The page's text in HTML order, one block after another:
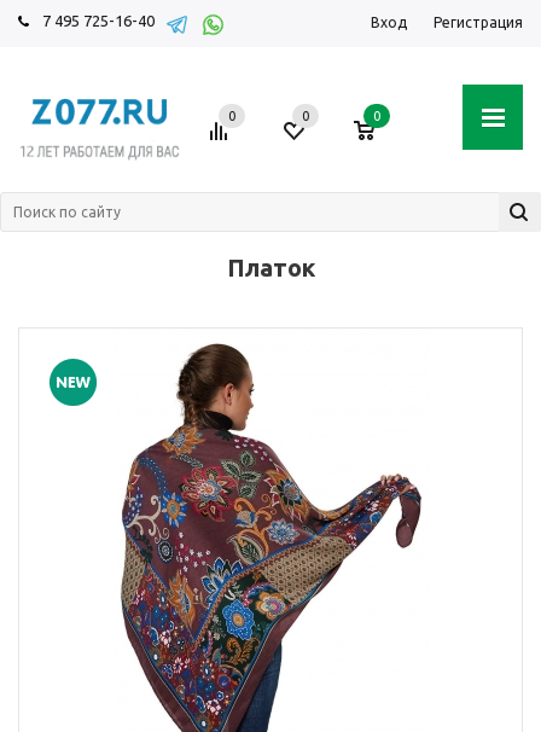
7 495 725-16-40 Вход Регистрация
0 0 0
Платок